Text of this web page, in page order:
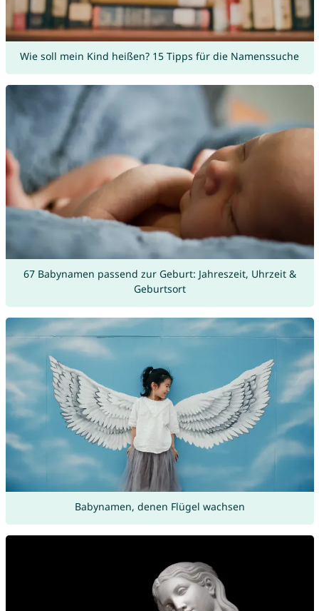
Wie soll mein Kind heißen? 15 Tipps für die Namenssuche
67 Babynamen passend zur Geburt: Jahreszeit, Uhrzeit &
Geburtsort
Babynamen, denen Flügel wachsen